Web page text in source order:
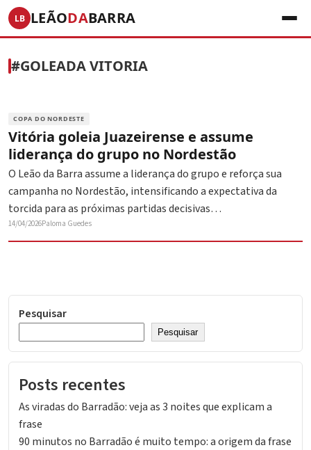
LB LEÃODABARRA
#GOLEADA VITORIA
COPA DO NORDESTE
Vitória goleia Juazeirense e assume
liderança do grupo no Nordestão
O Leão da Barra assume a liderança do grupo e reforça sua
campanha no Nordestão, intensificando a expectativa da
torcida para as próximas partidas decisivas…
14/04/2026Paloma Guedes
Pesquisar
Pesquisar
Posts recentes
As viradas do Barradão: veja as 3 noites que explicam a
frase
90 minutos no Barradão é muito tempo: a origem da frase